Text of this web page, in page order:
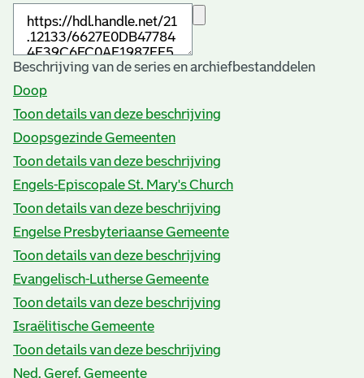
Beschrijving van de series en archiefbestanddelen
Doop
Toon details van deze beschrijving
Doopsgezinde Gemeenten
Toon details van deze beschrijving
Engels-Episcopale St. Mary's Church
Toon details van deze beschrijving
Engelse Presbyteriaanse Gemeente
Toon details van deze beschrijving
Evangelisch-Lutherse Gemeente
Toon details van deze beschrijving
Israëlitische Gemeente
Toon details van deze beschrijving
Ned. Geref. Gemeente